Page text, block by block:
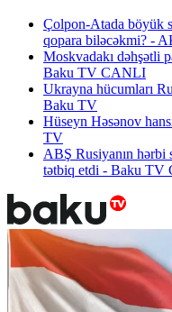
Çolpon-Atada böyük
qopara biləcəkmi? -
Moskvadakı dəhşətli
Baku TV CANLI
Ukrayna hücumları
Baku TV
Hüseyn Həsənov
TV
ABŞ Rusiyanın hərbi
tətbiq etdi - Baku